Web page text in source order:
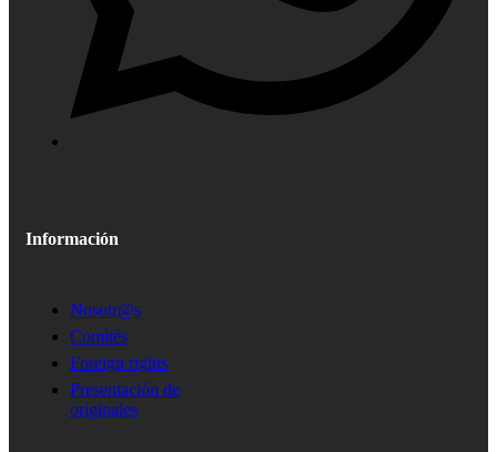
Información
Nosotr@s
Comités
Foreign rights
Presentación de
originales